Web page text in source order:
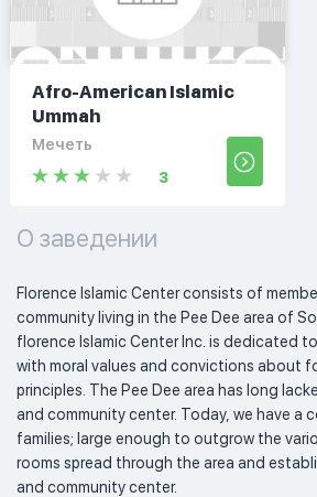
Afro-American Islamic
Ummah
Мечеть
3
О заведении
Florence Islamic Center consists of
community living in the Pee Dee area of
florence Islamic Center Inc. is dedicated
with moral values and convictions about
principles. The Pee Dee area has long
and community center. Today, we have a
families; large enough to outgrow the
rooms spread through the area and
and community center.